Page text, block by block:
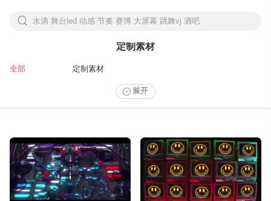
水滴 舞台led 动感 节奏 赛博 大屏幕 跳舞vj 酒吧
定制素材
全部 定制素材
展开